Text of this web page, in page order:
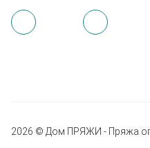
2026 © Дом ПРЯЖИ - Пряжа